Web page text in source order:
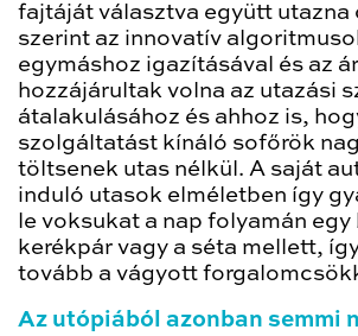
fajtáját választva együtt utazna
szerint az innovatív
egymáshoz igazításával és az
hozzájárultak volna az utazási
átalakulásához és ahhoz is,
szolgáltatást kínáló sofőrök
töltsenek utas nélkül. A saját
induló utasok elméletben így
le voksukat a nap folyamán
kerékpár vagy a séta mellett,
tovább a vágyott
Az utópiából azonban semmi